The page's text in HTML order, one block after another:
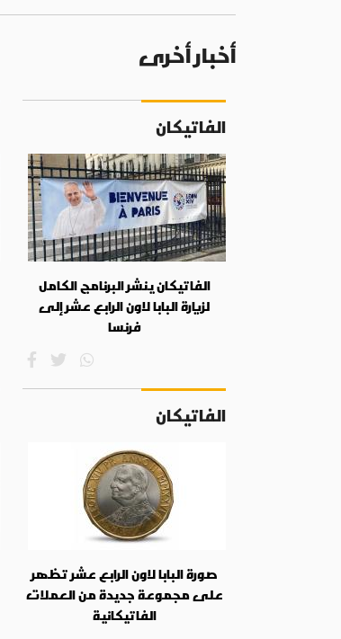
أخبار أخرى
الفاتيكان
الفاتيكان ينشر البرنامج الكامل
لزيارة البابا لاون الرابع عشر إلى
فرنسا
الفاتيكان
صورة البابا لاون الرابع عشر تظهر
على مجموعة جديدة من العملات
الفاتيكانية